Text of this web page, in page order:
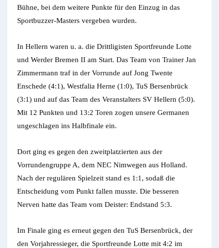
Bühne, bei dem weitere Punkte für den Einzug in das
Sportbuzzer-Masters vergeben wurden.
In Hellern waren u. a. die Drittligisten Sportfreunde Lotte
und Werder Bremen II am Start. Das Team von Trainer Jan
Zimmermann traf in der Vorrunde auf Jong Twente
Enschede (4:1), Westfalia Herne (1:0), TuS Bersenbrück
(3:1) und auf das Team des Veranstalters SV Hellern (5:0).
Mit 12 Punkten und 13:2 Toren zogen unsere Germanen
ungeschlagen ins Halbfinale ein.
Dort ging es gegen den zweitplatzierten aus der
Vorrundengruppe A, dem NEC Nimwegen aus Holland.
Nach der regulären Spielzeit stand es 1:1, sodaß die
Entscheidung vom Punkt fallen musste. Die besseren
Nerven hatte das Team vom Deister: Endstand 5:3.
Im Finale ging es erneut gegen den TuS Bersenbrück, der
den Vorjahressieger, die Sportfreunde Lotte mit 4:2 im